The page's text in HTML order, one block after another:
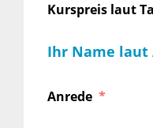
Kurspreis laut
Ihr Name laut
Anrede